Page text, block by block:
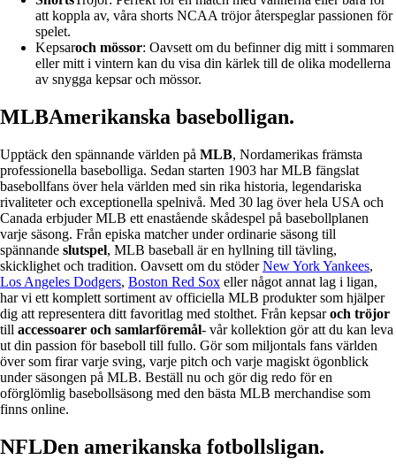
att koppla av, våra shorts NCAA tröjor återspeglar passionen för
spelet.
Kepsaroch mössor: Oavsett om du befinner dig mitt i sommaren
eller mitt i vintern kan du visa din kärlek till de olika modellerna
av snygga kepsar och mössor.
MLBAmerikanska basebolligan.
Upptäck den spännande världen på MLB, Nordamerikas främsta
professionella basebolliga. Sedan starten 1903 har MLB fängslat
basebollfans över hela världen med sin rika historia, legendariska
rivaliteter och exceptionella spelnivå. Med 30 lag över hela USA och
Canada erbjuder MLB ett enastående skådespel på basebollplanen
varje säsong. Från episka matcher under ordinarie säsong till
spännande slutspel, MLB baseball är en hyllning till tävling,
skicklighet och tradition. Oavsett om du stöderNew York Yankees,
Los Angeles Dodgers, Boston Red Sox eller något annat lag i ligan,
har vi ett komplett sortiment av officiella MLB produkter som hjälper
dig att representera ditt favoritlag med stolthet. Från kepsaroch tröjor
till accessoarer och samlarföremål- vår kollektion gör att du kan leva
ut din passion för baseboll till fullo. Gör som miljontals fans världen
över som firar varje sving, varje pitch och varje magiskt ögonblick
under säsongen på MLB. Beställ nu och gör dig redo för en
oförglömlig basebollsäsong med den bästa MLB merchandise som
finns online.
NFLDen amerikanska fotbollsligan.